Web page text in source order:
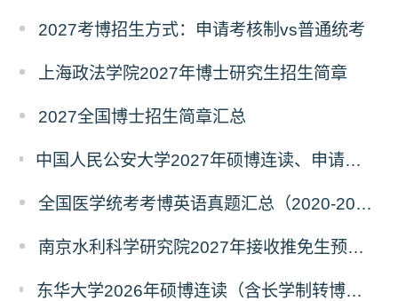
2027考博招生方式：申请考核制vs普通统考
上海政法学院2027年博士研究生招生简章
2027全国博士招生简章汇总
中国人民公安大学2027年硕博连读、申请考核、本科直博博士研究生招生报名事宜的通知
全国医学统考考博英语真题汇总（2020-2026年）
南京水利科学研究院2027年接收推免生预报名公告
东华大学2026年硕博连读（含长学制转博）博士研究生拟录取名单公示